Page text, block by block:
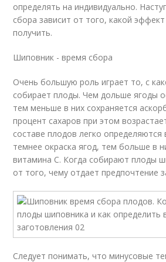
определять на индивидуально.
сбора зависит от того, какой
получить.
Шиповник - время сбора
Очень большую роль играет то, с
собирает плоды. Чем дольше ягоды
тем меньше в них сохраняется
процент сахаров при этом
составе плодов легко определяются
темнее окраска ягод, тем больше в
витамина С. Когда собирают плоды
от того, чему отдает предпочтение
Следует понимать, что минусовые